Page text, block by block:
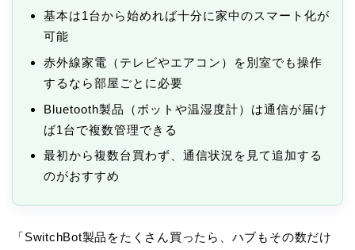
基本は1台から始めれば十分に家中のスマート化が
可能
赤外線家電（テレビやエアコン）を別室でも操作
するなら部屋ごとに必要
Bluetooth製品（ボットや温湿度計）は通信が届け
ば1台で複数管理できる
最初から複数台買わず、通信状況を見て追加する
のがおすすめ
「SwitchBot製品をたくさん買ったら、ハブもその数だけ